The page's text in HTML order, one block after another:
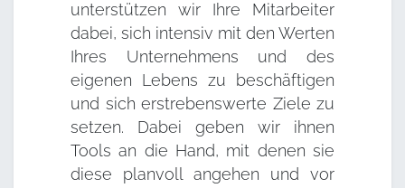
unterstützen wir Ihre Mitarbeiter
dabei, sich intensiv mit den Werten
Ihres Unternehmens und des
eigenen Lebens zu beschäftigen
und sich erstrebenswerte Ziele zu
setzen. Dabei geben wir ihnen
Tools an die Hand, mit denen sie
diese planvoll angehen und vor